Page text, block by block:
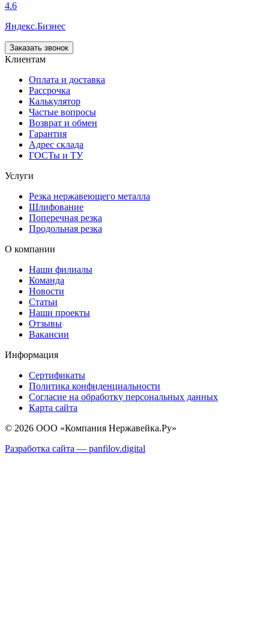
4.6
Яндекс.Бизнес
Заказать звонок
Клиентам
Оплата и доставка
Рассрочка
Калькулятор
Частые вопросы
Возврат и обмен
Гарантия
Адрес склада
ГОСТы и ТУ
Услуги
Резка нержавеющего металла
Шлифование
Поперечная резка
Продольная резка
О компании
Наши филиалы
Команда
Новости
Статьи
Наши проекты
Отзывы
Вакансии
Информация
Сертификаты
Политика конфиденциальности
Согласие на обработку персональных данных
Карта сайта
© 2026 ООО «Компания Нержавейка.Ру»
Разработка сайта — panfilov.digital